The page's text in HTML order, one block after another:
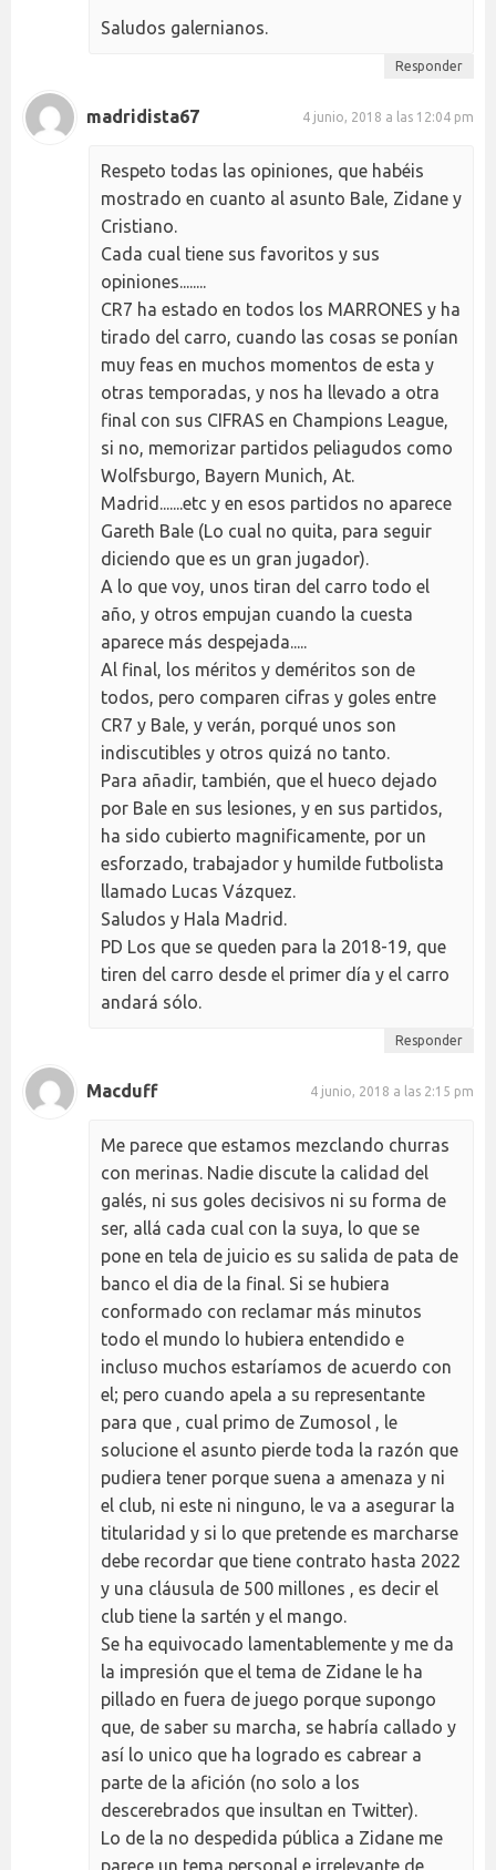
Saludos galernianos.
Responder
madridista67 4 junio, 2018 a las 12:04 pm
Respeto todas las opiniones, que habéis
mostrado en cuanto al asunto Bale, Zidane y
Cristiano.
Cada cual tiene sus favoritos y sus
opiniones........
CR7 ha estado en todos los MARRONES y ha
tirado del carro, cuando las cosas se ponían
muy feas en muchos momentos de esta y
otras temporadas, y nos ha llevado a otra
final con sus CIFRAS en Champions League,
si no, memorizar partidos peliagudos como
Wolfsburgo, Bayern Munich, At.
Madrid.......etc y en esos partidos no aparece
Gareth Bale (Lo cual no quita, para seguir
diciendo que es un gran jugador).
A lo que voy, unos tiran del carro todo el
año, y otros empujan cuando la cuesta
aparece más despejada.....
Al final, los méritos y deméritos son de
todos, pero comparen cifras y goles entre
CR7 y Bale, y verán, porqué unos son
indiscutibles y otros quizá no tanto.
Para añadir, también, que el hueco dejado
por Bale en sus lesiones, y en sus partidos,
ha sido cubierto magnificamente, por un
esforzado, trabajador y humilde futbolista
llamado Lucas Vázquez.
Saludos y Hala Madrid.
PD Los que se queden para la 2018-19, que
tiren del carro desde el primer día y el carro
andará sólo.
Responder
Macduff 4 junio, 2018 a las 2:15 pm
Me parece que estamos mezclando churras
con merinas. Nadie discute la calidad del
galés, ni sus goles decisivos ni su forma de
ser, allá cada cual con la suya, lo que se
pone en tela de juicio es su salida de pata de
banco el dia de la final. Si se hubiera
conformado con reclamar más minutos
todo el mundo lo hubiera entendido e
incluso muchos estaríamos de acuerdo con
el; pero cuando apela a su representante
para que , cual primo de Zumosol , le
solucione el asunto pierde toda la razón que
pudiera tener porque suena a amenaza y ni
el club, ni este ni ninguno, le va a asegurar la
titularidad y si lo que pretende es marcharse
debe recordar que tiene contrato hasta 2022
y una cláusula de 500 millones , es decir el
club tiene la sartén y el mango.
Se ha equivocado lamentablemente y me da
la impresión que el tema de Zidane le ha
pillado en fuera de juego porque supongo
que, de saber su marcha, se habría callado y
así lo unico que ha logrado es cabrear a
parte de la afición (no solo a los
descerebrados que insultan en Twitter).
Lo de la no despedida pública a Zidane me
parece un tema personal e irrelevante de